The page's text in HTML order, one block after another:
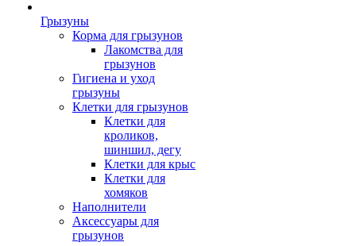
Грызуны
Корма для грызунов
Лакомства для
грызунов
Гигиена и уход
грызуны
Клетки для грызунов
Клетки для
кроликов,
шиншил, дегу
Клетки для крыс
Клетки для
хомяков
Наполнители
Аксессуары для
грызунов